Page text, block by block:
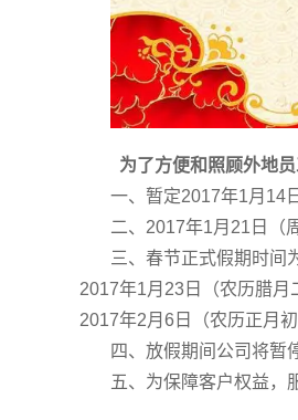
为了方便和照顾外地
一、暂定2017年1月14
二、2017年1月21日（
三、春节正式假期时间
2017年1月23日（农历腊月
2017年2月6日（农历正月初
四、放假期间公司将暂
五、为保障客户权益，